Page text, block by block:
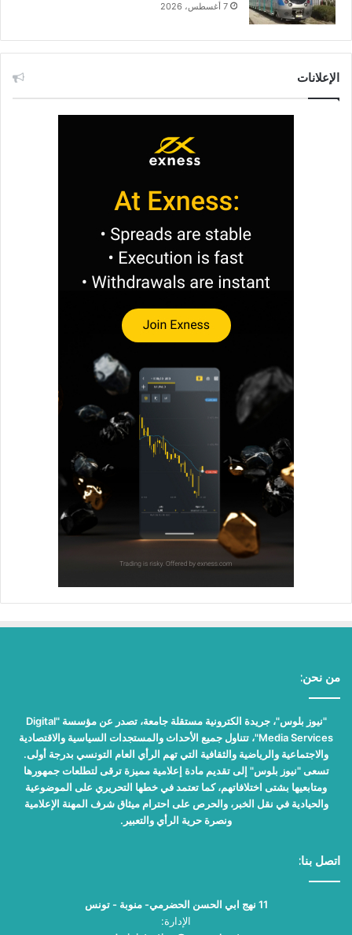
7 أغسطس، 2026
الإعلانات
من نحن:
"نيوز بلوس"، جريدة الكترونية مستقلة جامعة، تصدر عن مؤسسة "Digital
Media Services"، تتناول جميع الأحداث والمستجدات السياسية والاقتصادية
والاجتماعية والرياضية والثقافية التي تهم الرأي العام التونسي بدرجة أولى.
تسعى "نيوز بلوس" إلى تقديم مادة إعلامية مميزة ترقى لتطلعات جمهورها
ومتابعيها بشتى اختلافاتهم، كما تعتمد في خطها التحريري على الموضوعية
والحيادية في نقل الخبر، والحرص على احترام ميثاق شرف المهنة الإعلامية
ونصرة حرية الرأي والتعبير.
اتصل بنا:
11 نهج ابي الحسن الحضرمي- منوبة - تونس
الإدارة: